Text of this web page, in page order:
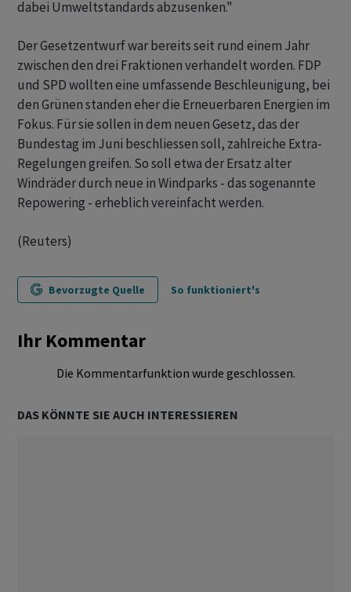
dabei Umweltstandards abzusenken."
Der Gesetzentwurf war bereits seit rund einem Jahr
zwischen den drei Fraktionen verhandelt worden. FDP
und SPD wollten eine umfassende Beschleunigung, bei
den Grünen standen eher die Erneuerbaren Energien im
Fokus. Für sie sollen in dem neuen Gesetz, das der
Bundestag im Juni beschliessen soll, zahlreiche Extra-
Regelungen greifen. So soll etwa der Ersatz alter
Windräder durch neue in Windparks - das sogenannte
Repowering - erheblich vereinfacht werden.
(Reuters)
Bevorzugte Quelle So funktioniert's
Ihr Kommentar
Die Kommentarfunktion wurde geschlossen.
DAS KÖNNTE SIE AUCH INTERESSIEREN